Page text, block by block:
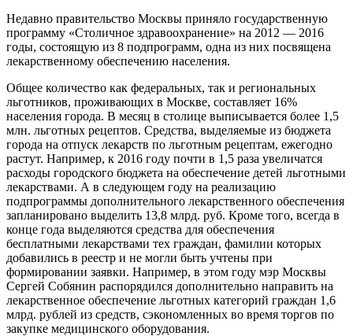
Недавно правительство Москвы приняло государственную
программу «Столичное здравоохранение» на 2012 — 2016
годы, состоящую из 8 подпрограмм, одна из них посвящена
лекарственному обеспечению населения.
Общее количество как федеральных, так и региональных
льготников, проживающих в Москве, составляет 16%
населения города. В месяц в столице выписывается более 1,5
млн. льготных рецептов. Средства, выделяемые из бюджета
города на отпуск лекарств по льготным рецептам, ежегодно
растут. Например, к 2016 году почти в 1,5 раза увеличатся
расходы городского бюджета на обеспечение детей льготными
лекарствами. А в следующем году на реализацию
подпрограммы дополнительного лекарственного обеспечения
запланировано выделить 13,8 млрд. руб. Кроме того, всегда в
конце года выделяются средства для обеспечения
бесплатными лекарствами тех граждан, фамилии которых
добавились в реестр и не могли быть учтены при
формировании заявки. Например, в этом году мэр Москвы
Сергей Собянин распорядился дополнительно направить на
лекарственное обеспечение льготных категорий граждан 1,6
млрд. рублей из средств, сэкономленных во время торгов по
закупке медицинского оборудования.